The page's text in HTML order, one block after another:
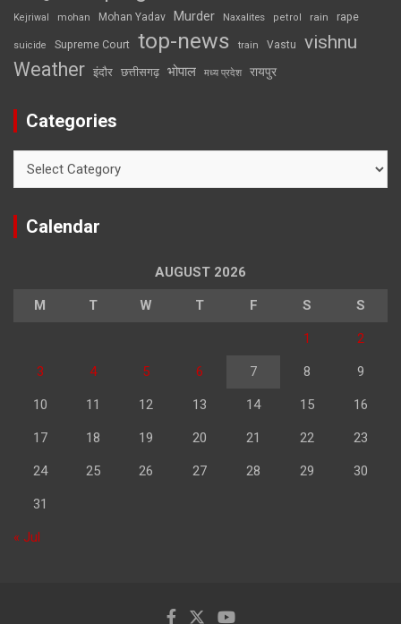
Kejriwal mohan Mohan Yadav Murder Naxalites petrol rain rape
suicide Supreme Court top-news train Vastu vishnu
Weather इंदौर छत्तीसगढ़ भोपाल मध्य प्रदेश रायपुर
Categories
Calendar
AUGUST 2026
M T W T F S S
1 2
3 4 5 6 7 8 9
10 11 12 13 14 15 16
17 18 19 20 21 22 23
24 25 26 27 28 29 30
31
« Jul